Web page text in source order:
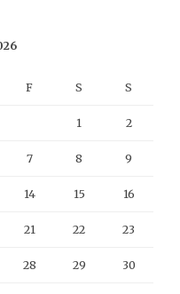
F S S
1 2
7 8 9
14 15 16
21 22 23
28 29 30